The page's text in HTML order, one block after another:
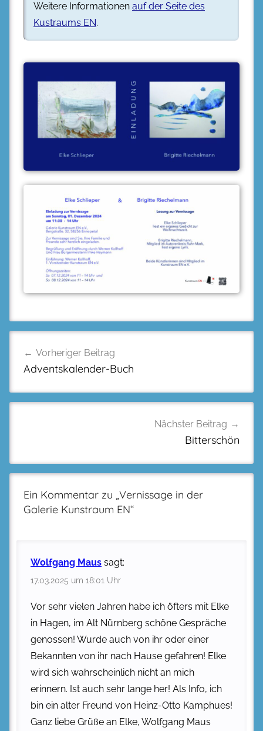
Weitere Informationen auf der Seite des
Kustraums EN.
Vorheriger Beitrag
Adventskalender-Buch
Nächster Beitrag
Bitterschön
Ein Kommentar zu „ Vernissage in der
Galerie Kunstraum EN“
Wolfgang Maus sagt:
17.03.2025 um 18:01 Uhr
Vor sehr vielen Jahren habe ich öfters mit Elke
in Hagen, im Alt Nürnberg schöne Gespräche
genossen! Wurde auch von ihr oder einer
Bekannten von ihr nach Hause gefahren! Elke
wird sich wahrscheinlich nicht an mich
erinnern. Ist auch sehr lange her! Als Info, ich
bin ein alter Freund von Heinz-Otto Kamphues!
Ganz liebe Grüße an Elke, Wolfgang Maus